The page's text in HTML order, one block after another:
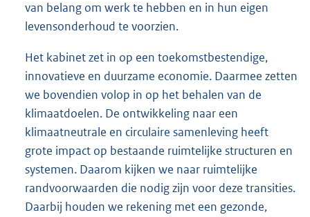
van belang om werk te hebben en in hun eigen
levensonderhoud te voorzien.
Het kabinet zet in op een toekomstbestendige,
innovatieve en duurzame economie. Daarmee zetten
we bovendien volop in op het behalen van de
klimaatdoelen. De ontwikkeling naar een
klimaatneutrale en circulaire samenleving heeft
grote impact op bestaande ruimtelijke structuren en
systemen. Daarom kijken we naar ruimtelijke
randvoorwaarden die nodig zijn voor deze transities.
Daarbij houden we rekening met een gezonde,